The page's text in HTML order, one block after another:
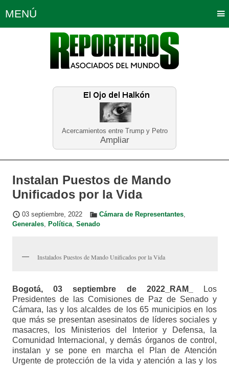
Acercamientos entre Trump y Petro
Ampliar
MENÚ
Política Opinión Bogotá
Planeta Tierra Deportes
Educación Neira
Instalan Puestos de Mando
Unificados por la Vida
03 septiembre, 2022 Cámara de Representantes,
Generales, Política, Senado
Instalados Puestos de Mando Unificados por la Vida
Bogotá, 03 septiembre de 2022_RAM_
Los
Presidentes de las Comisiones de Paz de Senado y
Cámara, las y los alcaldes de los 65 municipios en los
que más se presentan asesinatos de líderes sociales y
masacres, los Ministerios del Interior y Defensa, la
Comunidad Internacional, y demás órganos de control,
instalan y se pone en marcha el Plan de Atención
Urgente de protección de la vida y atención a las y los